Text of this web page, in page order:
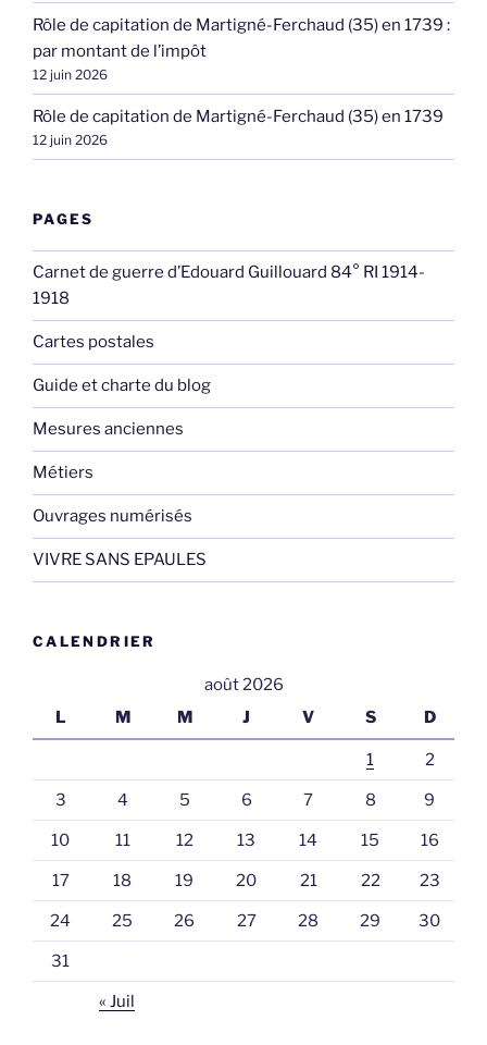
Rôle de capitation de Martigné-Ferchaud (35) en 1739 :
par montant de l’impôt
12 juin 2026
Rôle de capitation de Martigné-Ferchaud (35) en 1739
12 juin 2026
PAGES
Carnet de guerre d’Edouard Guillouard 84° RI 1914-
1918
Cartes postales
Guide et charte du blog
Mesures anciennes
Métiers
Ouvrages numérisés
VIVRE SANS EPAULES
CALENDRIER
août 2026
L
M M J V S D
1 2
3 4 5 6 7 8 9
10 11 12 13 14 15 16
17 18 19 20 21 22 23
24 25 26 27 28 29 30
31
« Juil